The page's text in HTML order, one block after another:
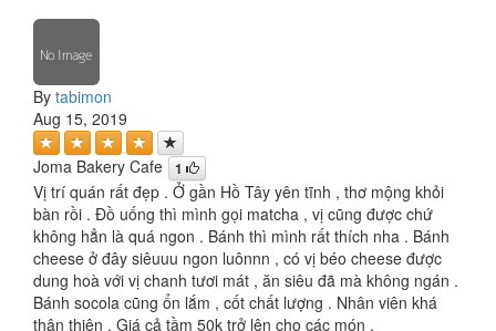
By tabimon
Aug 15, 2019
Joma Bakery Cafe 1
Vị trí quán rất đẹp . Ở gần Hồ Tây yên tĩnh , thơ mộng khỏi
bàn rồi . Đồ uống thì mình gọi matcha , vị cũng được chứ
không hẳn là quá ngon . Bánh thì mình rất thích nha . Bánh
cheese ở đây siêuuu ngon luônnn , có vị béo cheese được
dung hoà với vị chanh tươi mát , ăn siêu đã mà không ngán .
Bánh socola cũng ổn lắm , cốt chất lượng . Nhân viên khá
thân thiện . Giá cả tầm 50k trở lên cho các món .